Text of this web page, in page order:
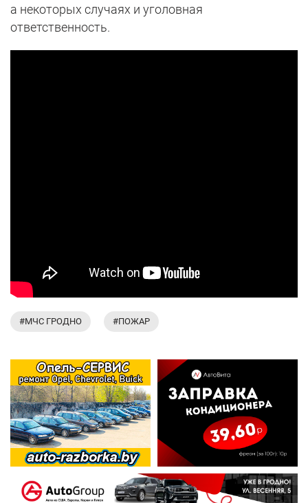
а некоторых случаях и уголовная
ответственность.
#МЧС ГРОДНО #ПОЖАР